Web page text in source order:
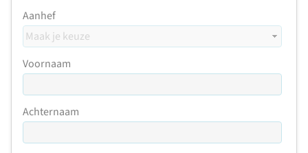
Aanhef
Voornaam
Achternaam